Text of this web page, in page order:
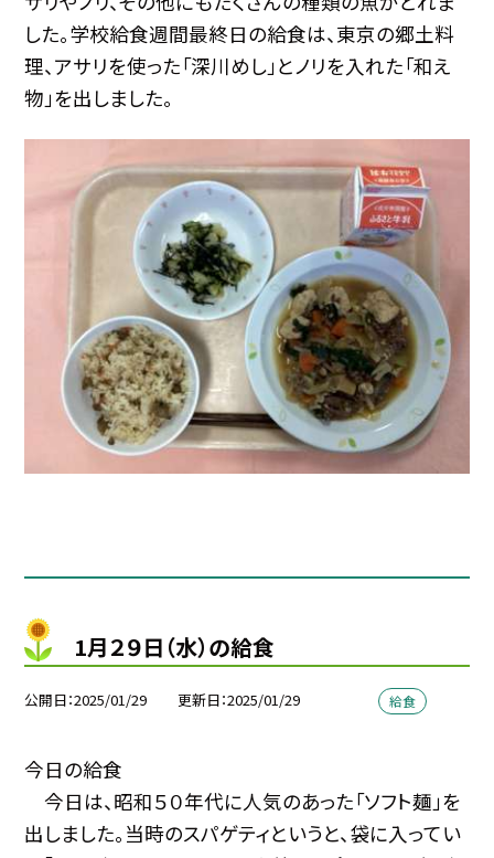
した。学校給食週間最終日の給食は、東京の郷土料
理、アサリを使った「深川めし」とノリを入れた「和え
物」を出しました。
1月２９日（水）の給食
公開日 2025/01/29 更新日 2025/01/29 給食
今日の給食
今日は、昭和５０年代に人気のあった「ソフト麺」を
出しました。当時のスパゲティというと、袋に入ってい